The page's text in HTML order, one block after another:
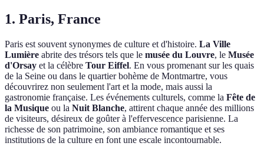
1. Paris, France
Paris est souvent synonymes de culture et d'histoire. La Ville
Lumière abrite des trésors tels que le musée du Louvre, le Musée
d'Orsay et la célèbre Tour Eiffel. En vous promenant sur les quais
de la Seine ou dans le quartier bohème de Montmartre, vous
découvrirez non seulement l'art et la mode, mais aussi la
gastronomie française. Les événements culturels, comme la Fête de
la Musique ou la Nuit Blanche, attirent chaque année des millions
de visiteurs, désireux de goûter à l'effervescence parisienne. La
richesse de son patrimoine, son ambiance romantique et ses
institutions de la culture en font une escale incontournable.